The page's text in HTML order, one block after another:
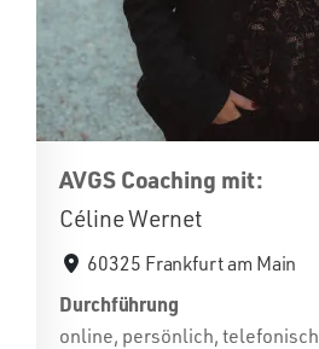
AVGS Coaching mit:
Céline Wernet
60325 Frankfurt am Main
Durchführung
online, persönlich, telefonisch